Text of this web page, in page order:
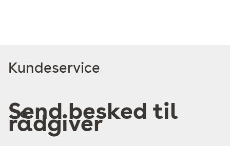
Læs
Kundeservice
Send besked til
rådgiver